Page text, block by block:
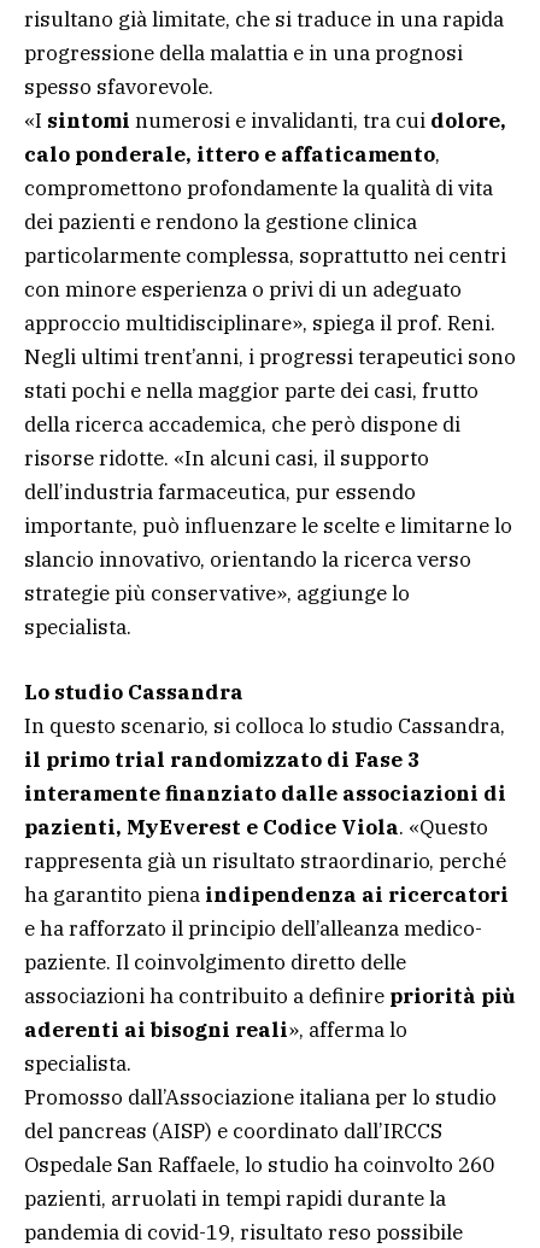
risultano già limitate, che si traduce in una rapida
progressione della malattia e in una prognosi
spesso sfavorevole.
«I sintomi numerosi e invalidanti, tra cui dolore,
calo ponderale, ittero e affaticamento,
compromettono profondamente la qualità di vita
dei pazienti e rendono la gestione clinica
particolarmente complessa, soprattutto nei centri
con minore esperienza o privi di un adeguato
approccio multidisciplinare», spiega il prof. Reni.
Negli ultimi trent’anni, i progressi terapeutici sono
stati pochi e nella maggior parte dei casi, frutto
della ricerca accademica, che però dispone di
risorse ridotte. «In alcuni casi, il supporto
dell’industria farmaceutica, pur essendo
importante, può influenzare le scelte e limitarne lo
slancio innovativo, orientando la ricerca verso
strategie più conservative», aggiunge lo
specialista.
Lo studio Cassandra
In questo scenario, si colloca lo studio Cassandra,
il primo trial randomizzato di Fase 3
interamente finanziato dalle associazioni di
pazienti, MyEverest e Codice Viola. «Questo
rappresenta già un risultato straordinario, perché
ha garantito piena indipendenza ai ricercatori
e ha rafforzato il principio dell’alleanza medico-
paziente. Il coinvolgimento diretto delle
associazioni ha contribuito a definire priorità più
aderenti ai bisogni reali», afferma lo
specialista.
Promosso dall’Associazione italiana per lo studio
del pancreas (AISP) e coordinato dall’IRCCS
Ospedale San Raffaele, lo studio ha coinvolto 260
pazienti, arruolati in tempi rapidi durante la
pandemia di covid-19, risultato reso possibile